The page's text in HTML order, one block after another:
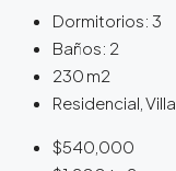
Dormitorios: 3
Baños: 2
230 m2
Residencial, Villa
$540,000